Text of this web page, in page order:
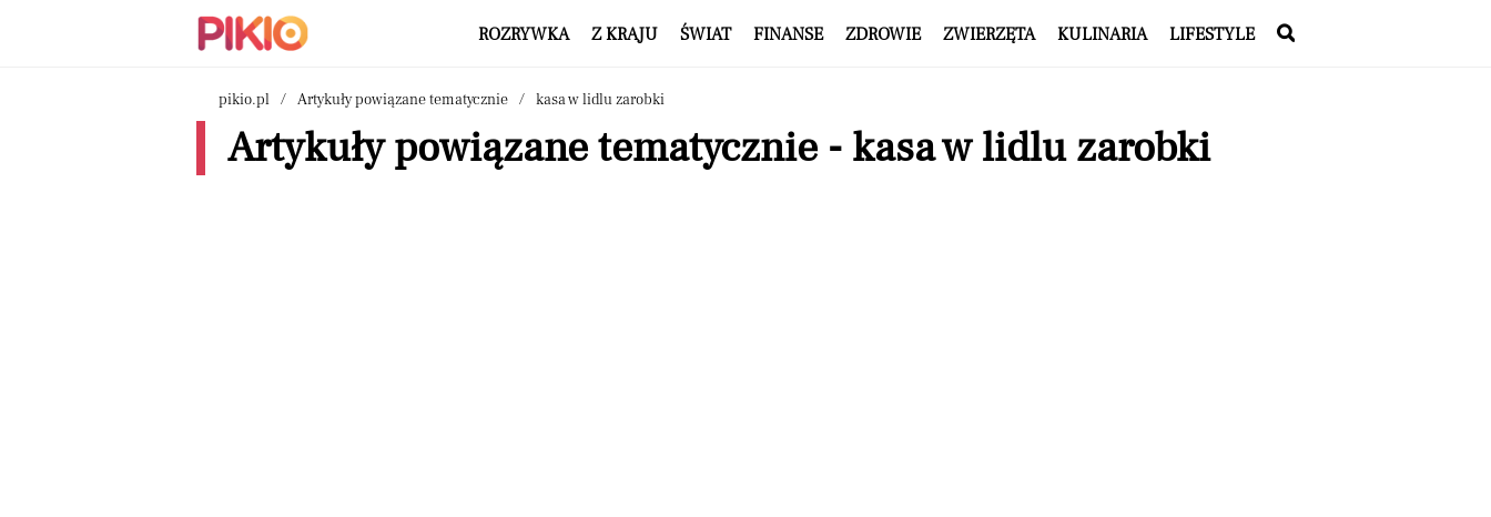
ROZRYWKA Z KRAJU ŚWIAT FINANSE ZDROWIE ZWIERZĘTA KULINARIA LIFESTYLE
pikio.pl Artykuły powiązane tematycznie kasa w lidlu zarobki
Artykuły powiązane tematycznie - kasa w lidlu zarobki